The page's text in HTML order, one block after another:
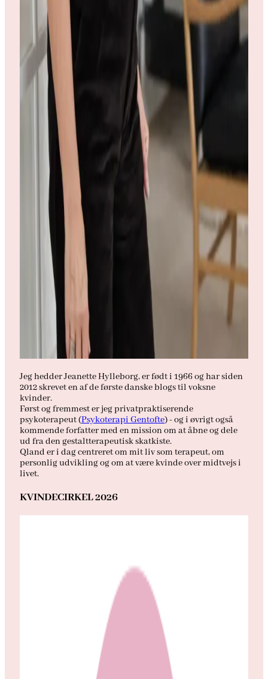
Jeg hedder Jeanette Hylleborg, er født i 1966 og har siden
2012 skrevet en af de første danske blogs til voksne
kvinder.
Først og fremmest er jeg privatpraktiserende
psykoterapeut (Psykoterapi Gentofte) - og i øvrigt også
kommende forfatter med en mission om at åbne og dele
ud fra den gestaltterapeutisk skatkiste.
Qland er i dag centreret om mit liv som terapeut, om
personlig udvikling og om at være kvinde over midtvejs i
livet.
KVINDECIRKEL 2026